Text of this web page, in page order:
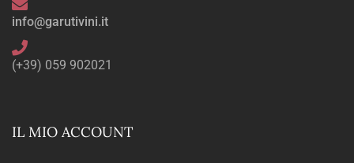
info@garutivini.it
(+39) 059 902021
IL MIO ACCOUNT